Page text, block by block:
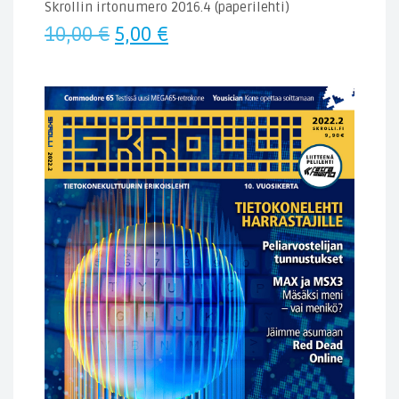
Skrollin irtonumero 2016.4 (paperilehti)
10,00€ Alkuperäinen
oli:
10,00 €.
5,00 €Nykyinen
on:
5,00 €.